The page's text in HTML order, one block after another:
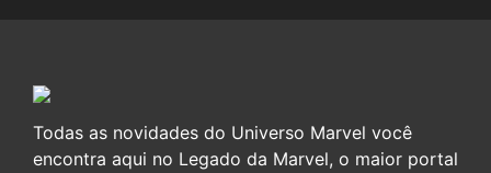
Todas as novidades do Universo Marvel você
encontra aqui no Legado da Marvel, o maior portal